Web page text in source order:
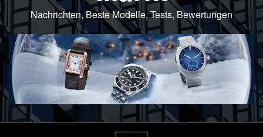
Nachrichten, Beste Modelle, Tests, Bewertungen